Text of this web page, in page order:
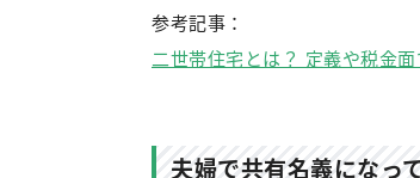
参考記事：
二世帯住宅とは？ 定義や税金
夫婦で共有名義になっ